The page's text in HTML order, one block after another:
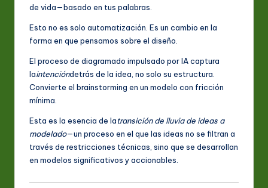
de vida—basado en tus palabras.
Esto no es solo automatización. Es un cambio en la
forma en que pensamos sobre el diseño.
El proceso de diagramado impulsado por IA captura
laintencióndetrás de la idea, no solo su estructura.
Convierte el brainstorming en un modelo con fricción
mínima.
Esta es la esencia de latransición de lluvia de ideas a
modelado—un proceso en el que las ideas no se filtran a
través de restricciones técnicas, sino que se desarrollan
en modelos significativos y accionables.